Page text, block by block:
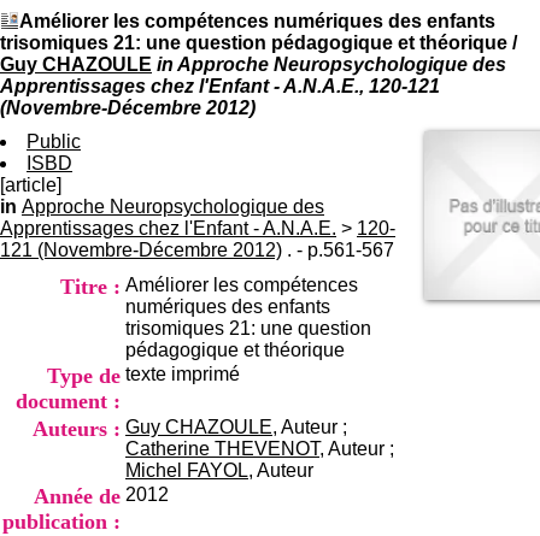
du CRA Rhône-Alpes
Centre Hospitalier le Vinatier
bât 211
95, Bd Pinel
69678 Bron Cedex
Tél:
+33(0)4 37 91 54 65
Fax: +33(0)4 37 91 54 37
Mail
Améliorer les compétences numériques des enfants
trisomiques 21: une question pédagogique et théorique /
Guy CHAZOULE in Approche Neuropsychologique des
Apprentissages chez l'Enfant - A.N.A.E., 120-121
(Novembre-Décembre 2012)
Public
ISBD
[article]
in Approche Neuropsychologique des
Apprentissages chez l'Enfant - A.N.A.E. > 120-
121 (Novembre-Décembre 2012) . - p.561-567
Titre : Améliorer les compétences
numériques des enfants
trisomiques 21: une question
pédagogique et théorique
Type de
document :
texte imprimé
Auteurs : Guy CHAZOULE, Auteur ;
Catherine THEVENOT, Auteur ;
Michel FAYOL, Auteur
Année de
publication :
2012
n
f
o
r
m
o
n
e
d
e
D
o
c
m
e
n
t